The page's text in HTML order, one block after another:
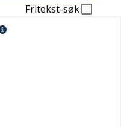
Fritekst-søk